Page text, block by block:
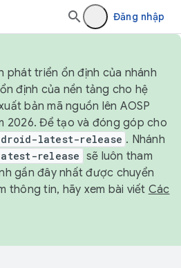
Đăng nhập
phát triển ổn định của nhánh
định của nền tảng cho hệ
bản mã nguồn lên AOSP
2026. Để tạo và đóng góp cho
latest-release . Nhánh
release sẽ luôn tham
gần đây nhất được chuyển
thông tin, hãy xem bài viết Các